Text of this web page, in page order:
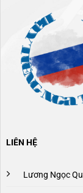
LIÊN HỆ
Lương Ngọc